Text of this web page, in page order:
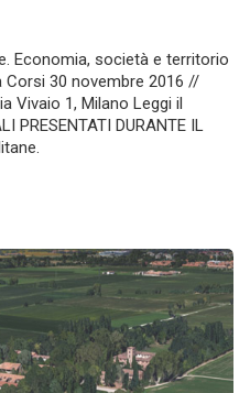
Economia, società e territorio
Corsi 30 novembre 2016 //
Vivaio 1, Milano Leggi il
PRESENTATI DURANTE IL